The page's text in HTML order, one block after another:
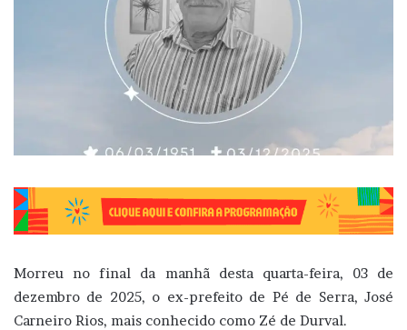
Morreu no final da manhã desta quarta-feira, 03 de
dezembro de 2025, o ex-prefeito de Pé de Serra, José
Carneiro Rios, mais conhecido como Zé de Durval.